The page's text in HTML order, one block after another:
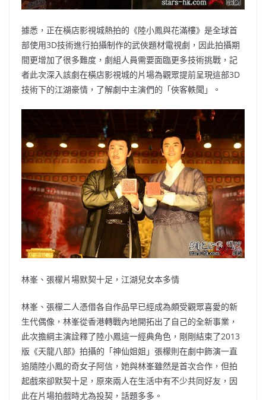
據悉，正在橫店影視城熱拍的《陸小鳳與花滿樓》是全球首
部使用3D技術進行拍攝制作的武俠題材電視劇，因此拍攝期
間更增加了很多難度，劇組人員需要面臨更多技術挑戰，記
者此次深入該劇在橫店影視城的片場為觀眾提前呈現這部3D
技術下的江湖豪情，了解劇中主演們的「俠客軼聞」。
林峯、張檬片場默契十足，江湖兒女本多情
林峯、張檬二人憑借各自作品早已經成為頗受觀眾喜愛的新
生代偶像，林峯從香港轉戰內地開拓出了自己的全新事業，
此次擔綱主演詮釋了陸小鳳這一經典角色，剛剛結束了2013
版《天龍八部》拍攝的「神仙姐姐」張檬則在劇中飾演一直
追隨陸小鳳的奇女子阿信，她與林峯雖然是首次合作，但拍
起戲來卻默契十足，原來兩人在生活中有不少共同好友，因
此在片場拍戲時尤為投契，話題多多。